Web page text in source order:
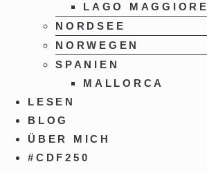
LAGO MAGGIORE
NORDSEE
NORWEGEN
SPANIEN
MALLORCA
LESEN
BLOG
ÜBER MICH
#CDF250